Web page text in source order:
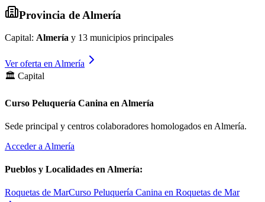
Provincia de Almería
Capital: Almería y 13 municipios principales
Ver oferta en Almería
🏛️ Capital
Curso Peluquería Canina en Almería
Sede principal y centros colaboradores homologados en Almería.
Acceder a Almería
Pueblos y Localidades en Almería:
Roquetas de MarCurso Peluquería Canina en Roquetas de Mar